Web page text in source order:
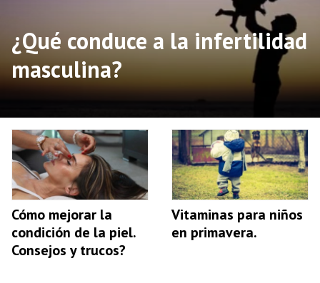
¿Qué conduce a la infertilidad
masculina?
Cómo mejorar la
condición de la piel.
Consejos y trucos?
Vitaminas para niños
en primavera.